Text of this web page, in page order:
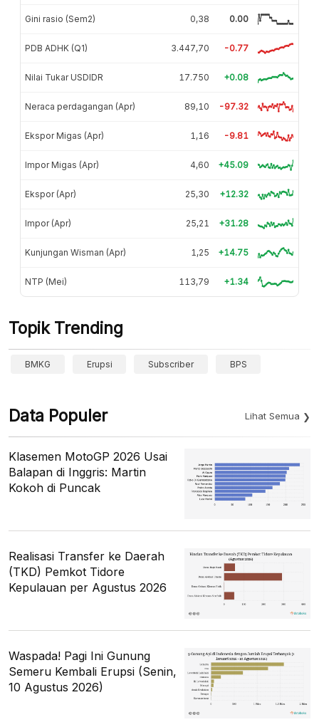
Gini rasio (Sem2) 0,38 0.00
PDB ADHK (Q1) 3.447,70 -0.77
Nilai Tukar USDIDR 17.750 +0.08
Neraca perdagangan (Apr) 89,10 -97.32
Ekspor Migas (Apr) 1,16 -9.81
Impor Migas (Apr) 4,60 +45.09
Ekspor (Apr) 25,30 +12.32
Impor (Apr) 25,21 +31.28
Kunjungan Wisman (Apr) 1,25 +14.75
NTP (Mei) 113,79 +1.34
Topik Trending
BMKG Erupsi Subscriber BPS
Data Populer Lihat Semua
Klasemen MotoGP 2026 Usai
Balapan di Inggris: Martin
Kokoh di Puncak
Realisasi Transfer ke Daerah
(TKD) Pemkot Tidore
Kepulauan per Agustus 2026
Waspada! Pagi Ini Gunung
Semeru Kembali Erupsi (Senin,
10 Agustus 2026)